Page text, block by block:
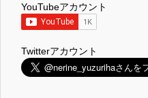
YouTubeアカウント
Twitterアカウント